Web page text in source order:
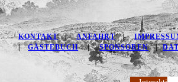
KONTAKT|ANFAHRT|
|GÄSTEBUCH|SPONSOREN|